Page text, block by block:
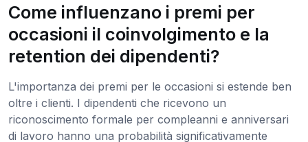
Come influenzano i premi per
occasioni il coinvolgimento e la
retention dei dipendenti?
L'importanza dei premi per le occasioni si estende ben
oltre i clienti. I dipendenti che ricevono un
riconoscimento formale per compleanni e anniversari
di lavoro hanno una probabilità significativamente